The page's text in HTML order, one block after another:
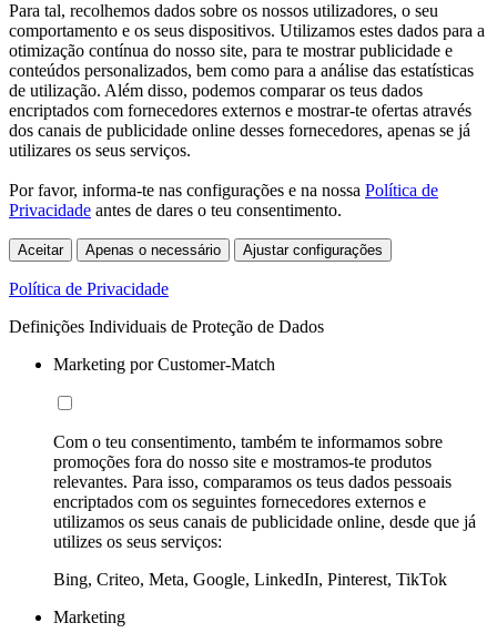
Para tal, recolhemos dados sobre os nossos utilizadores, o seu
comportamento e os seus dispositivos. Utilizamos estes dados para a
otimização contínua do nosso site, para te mostrar publicidade e
conteúdos personalizados, bem como para a análise das estatísticas
de utilização. Além disso, podemos comparar os teus dados
encriptados com fornecedores externos e mostrar-te ofertas através
dos canais de publicidade online desses fornecedores, apenas se já
utilizares os seus serviços.
Por favor, informa-te nas configurações e na nossa Política de
Privacidade antes de dares o teu consentimento.
Aceitar Apenas o necessário Ajustar configurações
Política de Privacidade
Definições Individuais de Proteção de Dados
Marketing por Customer-Match
Com o teu consentimento, também te informamos sobre
promoções fora do nosso site e mostramos-te produtos
relevantes. Para isso, comparamos os teus dados pessoais
encriptados com os seguintes fornecedores externos e
utilizamos os seus canais de publicidade online, desde que já
utilizes os seus serviços:
Bing, Criteo, Meta, Google, LinkedIn, Pinterest, TikTok
Marketing